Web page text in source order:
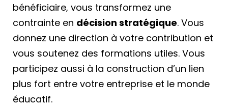
bénéficiaire, vous transformez une
contrainte en décision stratégique. Vous
donnez une direction à votre contribution et
vous soutenez des formations utiles. Vous
participez aussi à la construction d’un lien
plus fort entre votre entreprise et le monde
éducatif.